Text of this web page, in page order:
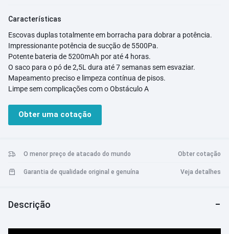
Características
Escovas duplas totalmente em borracha para dobrar a potência.
Impressionante potência de sucção de 5500Pa.
Potente bateria de 5200mAh por até 4 horas.
O saco para o pó de 2,5L dura até 7 semanas sem esvaziar.
Mapeamento preciso e limpeza contínua de pisos.
Limpe sem complicações com o Obstáculo A
Obter uma cotação
O menor preço de atacado do mundo Obter cotação
Garantia de qualidade original e genuína Veja detalhes
Descrição